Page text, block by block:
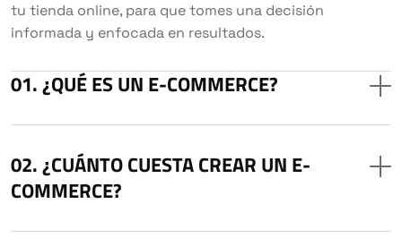
tu tienda online, para que tomes una decisión
informada y enfocada en resultados.
¿QUÉ ES UN E-COMMERCE?
¿CUÁNTO CUESTA CREAR UN E-
COMMERCE?